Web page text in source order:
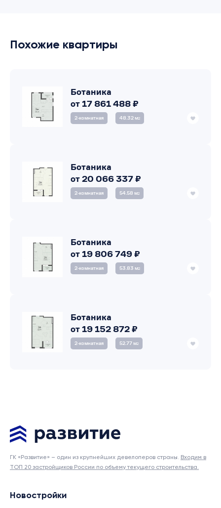
Похожие квартиры
Ботаника
от 17 861 488 ₽
2‑комнатная 48.32 м2
Ботаника
от 20 066 337 ₽
2‑комнатная 54.58 м2
Ботаника
от 19 806 749 ₽
2‑комнатная 53.83 м2
Ботаника
от 19 152 872 ₽
2‑комнатная 52.77 м2
ГК «Развитие» – один из крупнейших девелоперов страны. Входим в
ТОП 20 застройщиков России по объему текущего строительства.
Новостройки